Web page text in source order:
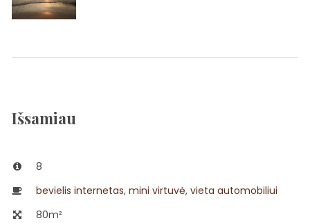
Išsamiau
8
bevielis internetas, mini virtuvė, vieta automobiliui
80m²